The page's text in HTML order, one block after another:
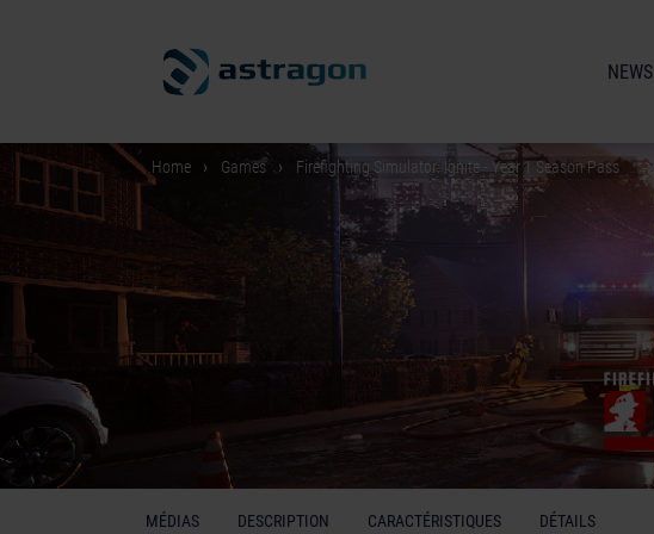
NEWS
Home Games Firefighting Simulator: Ignite - Year 1 Season Pass
MÉDIAS DESCRIPTION CARACTÉRISTIQUES DÉTAILS